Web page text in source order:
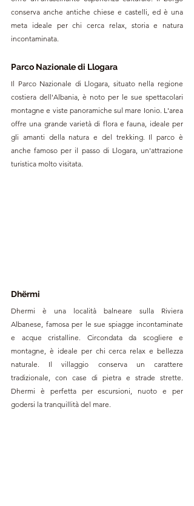
conserva anche antiche chiese e castelli, ed è una
meta ideale per chi cerca relax, storia e natura
incontaminata.
Parco Nazionale di Llogara
Il Parco Nazionale di Llogara, situato nella regione
costiera dell'Albania, è noto per le sue spettacolari
montagne e viste panoramiche sul mare Ionio. L'area
offre una grande varietà di flora e fauna, ideale per
gli amanti della natura e del trekking. Il parco è
anche famoso per il passo di Llogara, un'attrazione
turistica molto visitata.
Dhërmi
Dhermi è una località balneare sulla Riviera
Albanese, famosa per le sue spiagge incontaminate
e acque cristalline. Circondata da scogliere e
montagne, è ideale per chi cerca relax e bellezza
naturale. Il villaggio conserva un carattere
tradizionale, con case di pietra e strade strette.
Dhermi è perfetta per escursioni, nuoto e per
godersi la tranquillità del mare.